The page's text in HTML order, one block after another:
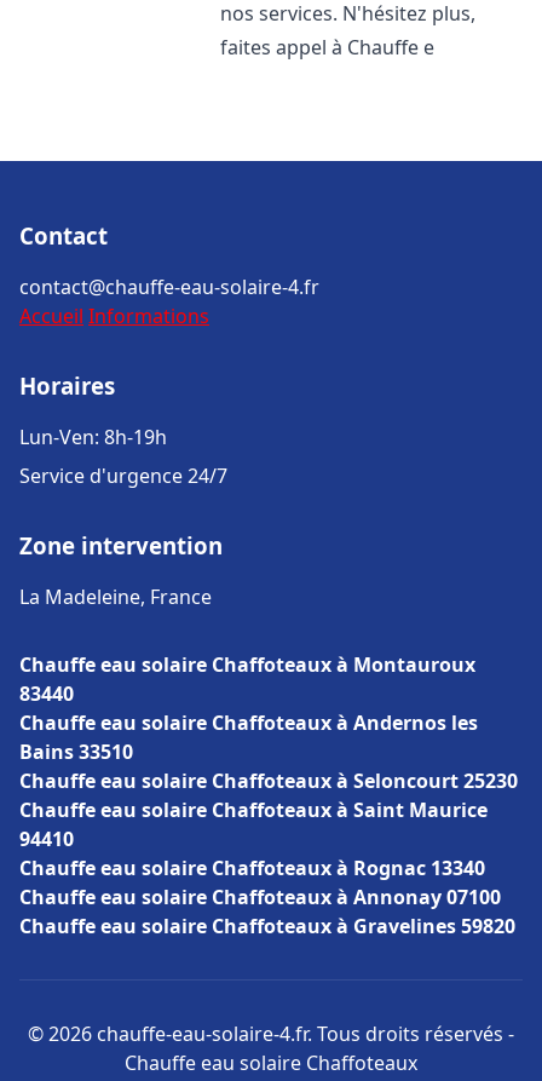
nos services. N'hésitez plus,
faites appel à Chauffe e
Contact
contact@chauffe-eau-solaire-4.fr
Accueil Informations
Horaires
Lun-Ven: 8h-19h
Service d'urgence 24/7
Zone intervention
La Madeleine, France
Chauffe eau solaire Chaffoteaux à Montauroux
83440
Chauffe eau solaire Chaffoteaux à Andernos les
Bains 33510
Chauffe eau solaire Chaffoteaux à Seloncourt 25230
Chauffe eau solaire Chaffoteaux à Saint Maurice
94410
Chauffe eau solaire Chaffoteaux à Rognac 13340
Chauffe eau solaire Chaffoteaux à Annonay 07100
Chauffe eau solaire Chaffoteaux à Gravelines 59820
© 2026 chauffe-eau-solaire-4.fr. Tous droits réservés -
Chauffe eau solaire Chaffoteaux